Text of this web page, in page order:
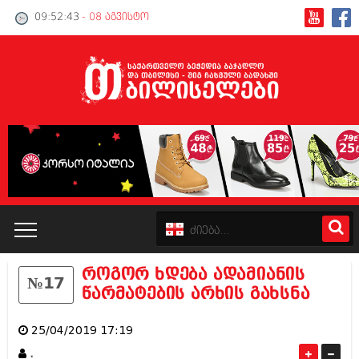
09:52:43 - 08 აგვისტო
კატალოგი
№17
როგორ ხდება ადამიანის
წარმატების არხის გახსნა
25/04/2019 17:19
.